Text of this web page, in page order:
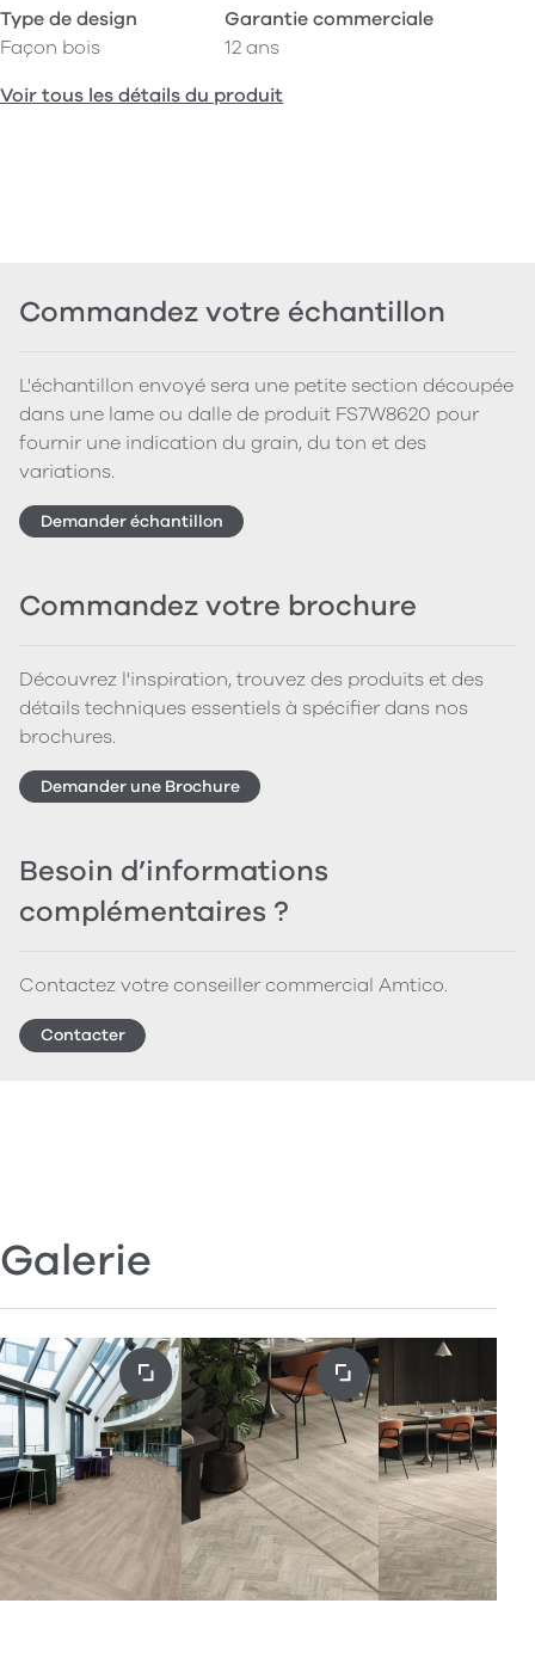
Type de design
Façon bois
Garantie commerciale
12 ans
Voir tous les détails du produit
Commandez votre échantillon
L'échantillon envoyé sera une petite section découpée
dans une lame ou dalle de produit FS7W8620 pour
fournir une indication du grain, du ton et des
variations.
Demander échantillon
Commandez votre brochure
Découvrez l'inspiration, trouvez des produits et des
détails techniques essentiels à spécifier dans nos
brochures.
Demander une Brochure
Besoin d’informations
complémentaires ?
Contactez votre conseiller commercial Amtico.
Contacter
Galerie